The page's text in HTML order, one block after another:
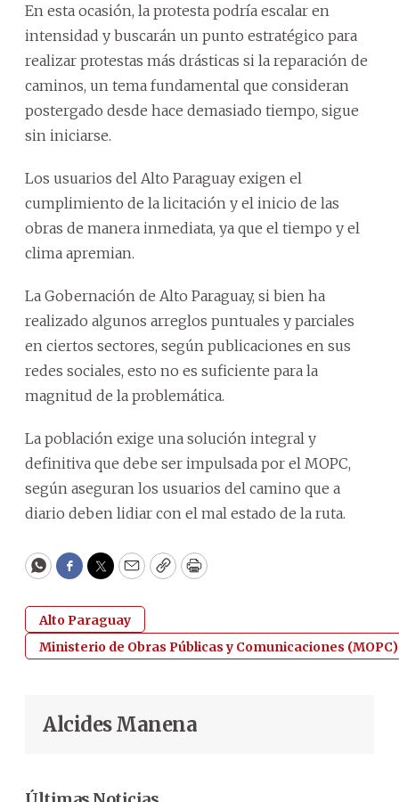
En esta ocasión, la protesta podría escalar en
intensidad y buscarán un punto estratégico para
realizar protestas más drásticas si la reparación de
caminos, un tema fundamental que consideran
postergado desde hace demasiado tiempo, sigue
sin iniciarse.
Los usuarios del Alto Paraguay exigen el
cumplimiento de la licitación y el inicio de las
obras de manera inmediata, ya que el tiempo y el
clima apremian.
La Gobernación de Alto Paraguay, si bien ha
realizado algunos arreglos puntuales y parciales
en ciertos sectores, según publicaciones en sus
redes sociales, esto no es suficiente para la
magnitud de la problemática.
La población exige una solución integral y
definitiva que debe ser impulsada por el MOPC,
según aseguran los usuarios del camino que a
diario deben lidiar con el mal estado de la ruta.
WhatsApp
Facebook
Twitter
EmailCopyPrint
Alto Paraguay
Ministerio de Obras Públicas y Comunicaciones (MOPC)
Alcides Manena